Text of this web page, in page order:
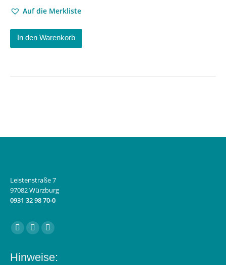
Auf die Merkliste
In den Warenkorb
Leistenstraße 7
97082 Würzburg
0931 32 98 70-0
Finden Sie uns auf:
Facebook
opens
Instagram
opens
E-
page
Hinweise: